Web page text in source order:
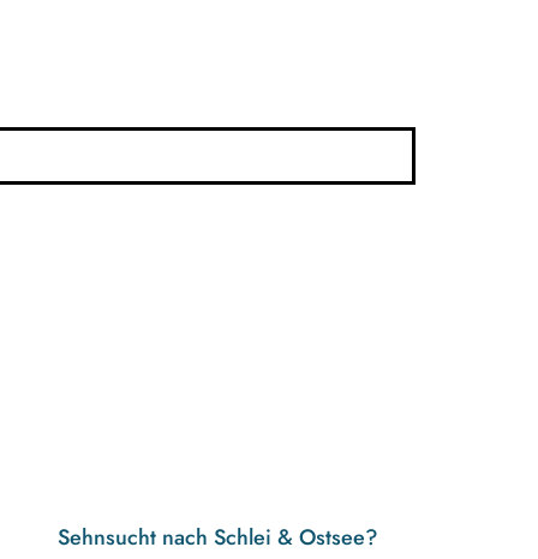
Sehnsucht nach Schlei & Ostsee?